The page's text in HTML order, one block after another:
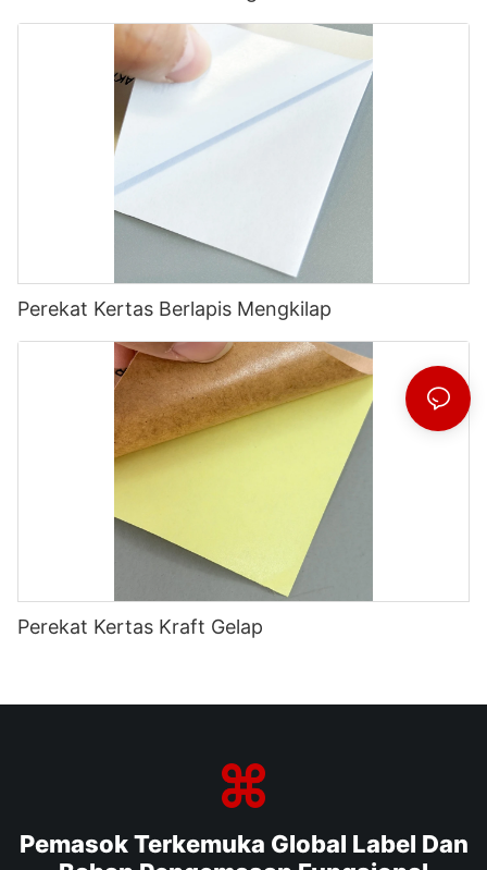
Perekat Kertas Berlapis Mengkilap
Perekat Kertas Kraft Gelap
Pemasok Terkemuka Global Label Dan